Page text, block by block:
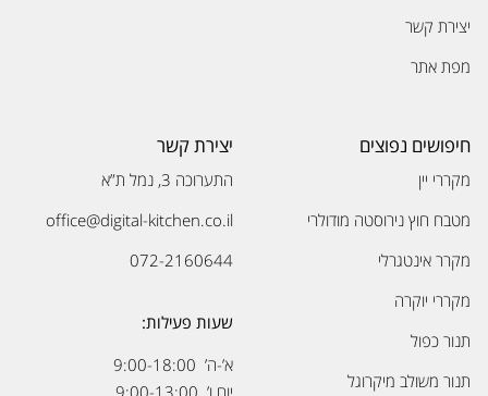
יצירת קשר
מפת אתר
חיפושים נפוצים
מקררי יין
מטבח חוץ נירוסטה מודולרי
מקרר אינטגרלי
מקררי יוקרה
תנור כפול
תנור משולב מיקרוגל
יצירת קשר
התערוכה 3, נמל ת”א
office@digital-kitchen.co.il
072-2160644
שעות פעילות:
א’-ה’ 9:00-18:00